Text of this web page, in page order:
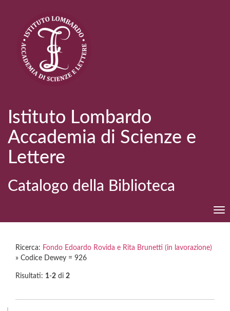
Istituto Lombardo
Accademia di Scienze e
Lettere
Catalogo della Biblioteca
Ricerca: Fondo Edoardo Rovida e Rita Brunetti (in lavorazione)
» Codice Dewey = 926
Risultati: 1-2 di 2